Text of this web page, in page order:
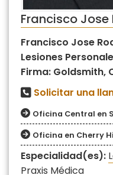
Francisco Jose
Francisco Jose
Lesiones
Firma: Goldsmith,
Solicitar una
Oficina Central en
Oficina en Cherry
Especialidad(es):
Praxis Médica